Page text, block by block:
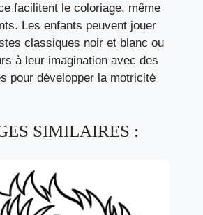
facilitent le coloriage, même
Les enfants peuvent jouer
classiques noir et blanc ou
à leur imagination avec des
pour développer la motricité
SIMILAIRES :